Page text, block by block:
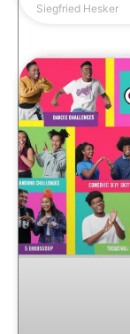
Siegfried Hesker